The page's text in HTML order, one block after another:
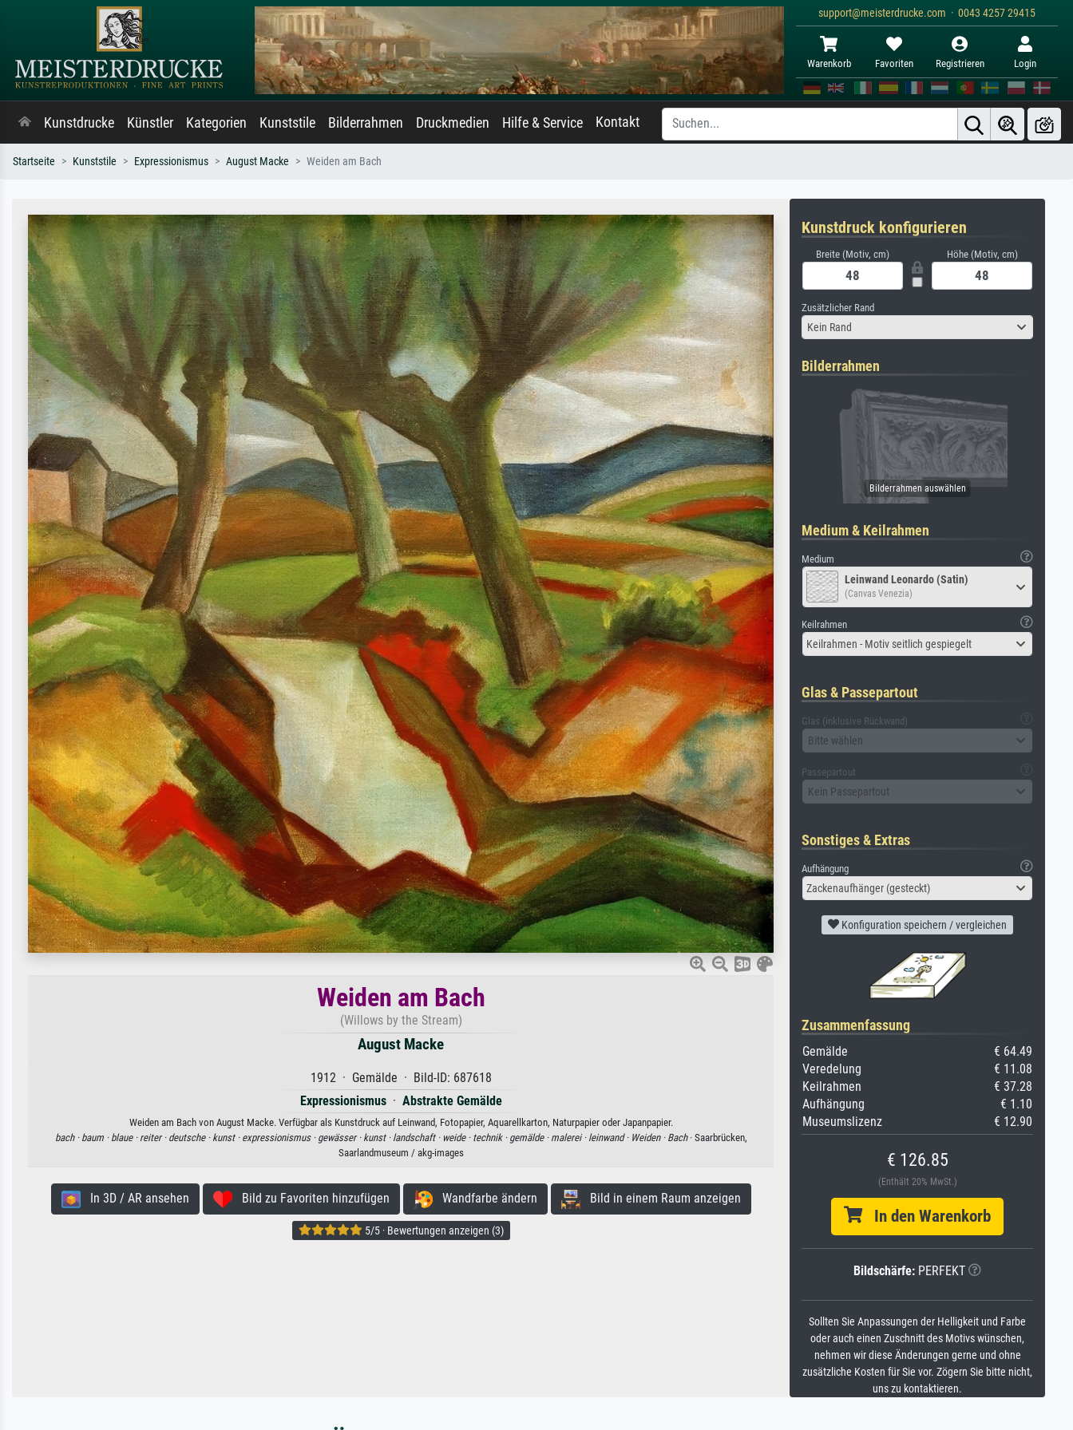
support@meisterdrucke.com · 0043 4257 29415
Warenkorb Favoriten Registrieren Login
Kunstdrucke Künstler Kategorien Kunststile Bilderrahmen Druckmedien Hilfe & Service Kontakt
Startseite Kunststile Expressionismus August Macke Weiden am Bach
Weiden am Bach
(Willows by the Stream)
August Macke
1912 · Gemälde · Bild-ID: 687618
Expressionismus· Abstrakte Gemälde
Weiden am Bach von August Macke. Verfügbar als Kunstdruck auf Leinwand, Fotopapier, Aquarellkarton, Naturpapier oder Japanpapier.
bach · baum · blaue · reiter · deutsche · kunst · expressionismus · gewässer · kunst · landschaft · weide · technik · gemälde · malerei · leinwand · Weiden · Bach· Saarbrücken,
Saarlandmuseum / akg-images
In 3D / AR ansehen Bild zu Favoriten hinzufügen Wandfarbe ändern Bild in einem Raum anzeigen
5/5 · Bewertungen anzeigen (3)
Kunstdruck konfigurieren
Breite (Motiv, cm) Höhe (Motiv, cm)
Zusätzlicher Rand
Kein Rand
Bilderrahmen
Medium & Keilrahmen
Medium
Leinwand Leonardo (Satin)
(Canvas Venezia)
Keilrahmen
Keilrahmen - Motiv seitlich gespiegelt
Glas & Passepartout
Glas (inklusive Rückwand)
Bitte wählen
Passepartout
Kein Passepartout
Sonstiges & Extras
Aufhängung
Zackenaufhänger (gesteckt)
Konfiguration speichern / vergleichen
Zusammenfassung
Gemälde
€ 64.49
Veredelung
€ 11.08
Keilrahmen
€ 37.28
Aufhängung
€ 1.10
Museumslizenz
€ 12.90
€ 126.85
(Enthält 20% MwSt.)
In den Warenkorb
Bildschärfe: PERFEKT
Sollten Sie Anpassungen der Helligkeit und Farbe
oder auch einen Zuschnitt des Motivs wünschen,
nehmen wir diese Änderungen gerne und ohne
zusätzliche Kosten für Sie vor. Zögern Sie bitte nicht,
uns zu kontaktieren.